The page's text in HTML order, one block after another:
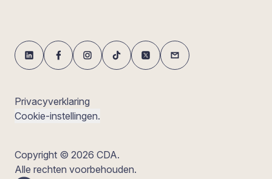
Privacyverklaring
Cookie-instellingen.
Copyright © 2026 CDA.
Alle rechten voorbehouden.